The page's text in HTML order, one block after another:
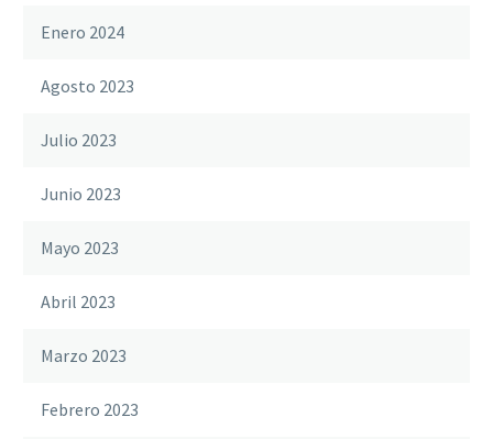
Enero 2024
Agosto 2023
Julio 2023
Junio 2023
Mayo 2023
Abril 2023
Marzo 2023
Febrero 2023